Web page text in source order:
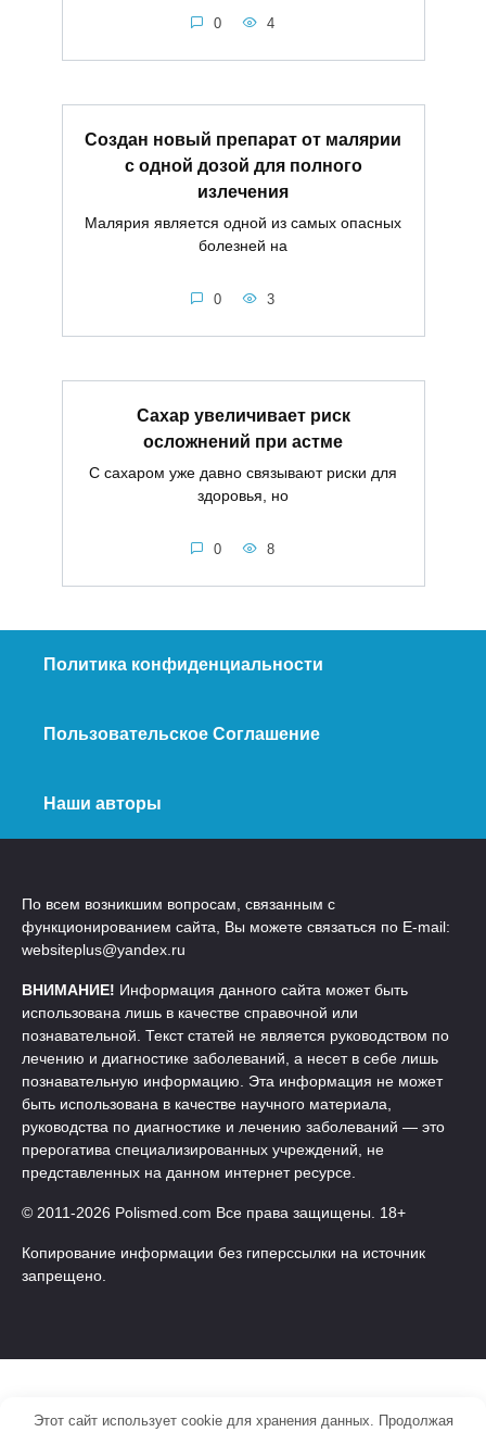
0 4
Создан новый препарат от малярии
с одной дозой для полного
излечения
Малярия является одной из самых опасных
болезней на
0 3
Сахар увеличивает риск
осложнений при астме
С сахаром уже давно связывают риски для
здоровья, но
0 8
Политика конфиденциальности
Пользовательское Соглашение
Наши авторы
По всем возникшим вопросам, связанным с
функционированием сайта, Вы можете связаться по E-mail:
websiteplus@yandex.ru
ВНИМАНИЕ! Информация данного сайта может быть
использована лишь в качестве справочной или
познавательной. Текст статей не является руководством по
лечению и диагностике заболеваний, а несет в себе лишь
познавательную информацию. Эта информация не может
быть использована в качестве научного материала,
руководства по диагностике и лечению заболеваний — это
прерогатива специализированных учреждений, не
представленных на данном интернет ресурсе.
© 2011-2026 Polismed.com Все права защищены. 18+
Копирование информации без гиперссылки на источник
запрещено.
Этот сайт использует cookie для хранения данных. Продолжая